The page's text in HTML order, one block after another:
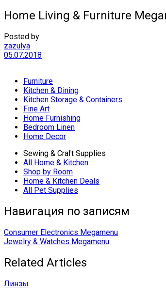
Home Living & Furniture
Posted by
zazulya
05.07.2018
Furniture
Kitchen & Dining
Kitchen Storage & Containers
Fine Art
Home Furnishing
Bedroom Linen
Home Decor
Sewing & Craft Supplies
All Home & Kitchen
Shop by Room
Home & Kitchen Deals
All Pet Supplies
Навигация по записям
Consumer Electronics Megamenu
Jewelry & Watches Megamenu
Related Articles
Линзы